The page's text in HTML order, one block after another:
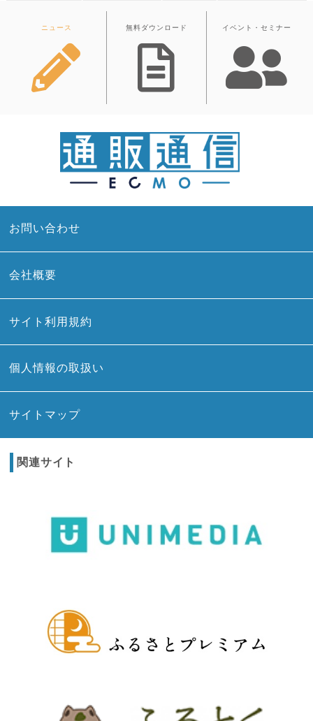
ニュース 無料ダウンロード イベント・セミナー
お問い合わせ
会社概要
サイト利用規約
個人情報の取扱い
サイトマップ
関連サイト